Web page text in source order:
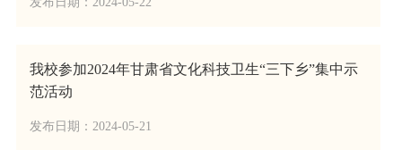
我校参加2024年甘肃省文化科技卫生“三下乡”集中示
范活动
发布日期：2024-05-21